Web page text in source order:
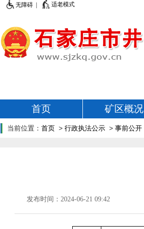
无障碍 | 适老模式
首页 矿区概况
当前位置： 首页 > 行政执法公示 > 事前公开
发布时间：2024-06-21 09:42